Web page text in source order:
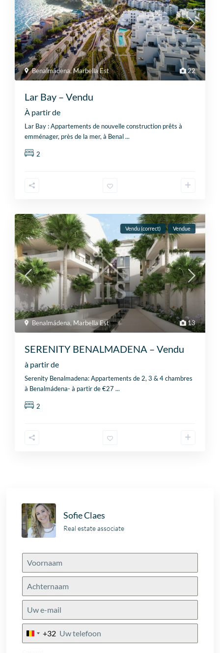
22
Benalmádena,Marbella Est
Lar Bay – Vendu
À partir de
Lar Bay : Appartements de nouvelle construction prêts à
emménager, près de la mer, à Benal...
2
13
Benalmádena,Marbella Est
Vendu (correct) Vendue
SERENITY BENALMADENA – Vendu
à partir de
Serenity Benalmadena: Appartements de 2, 3 & 4 chambres
à Benalmádena- à partir de €27...
2
Sofie Claes
Real estate associate
Belgium
+32